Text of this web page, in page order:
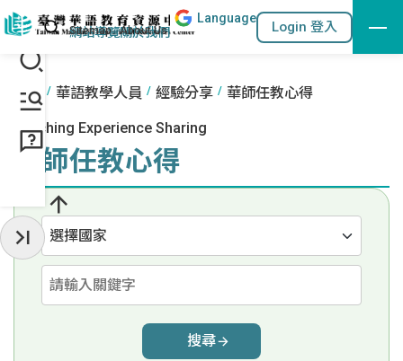
跳到主要內容區塊
::: 站內搜尋
網站導覽關於我們
Language
Login 登入
:::
首頁 華語教學人員 經驗分享 華師任教心得
Teaching Experience Sharing
華師任教心得
分類
請輸入關鍵字
搜尋
收起常用服務